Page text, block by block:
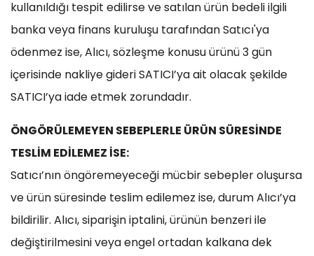
kullanıldığı tespit edilirse ve satılan ürün bedeli ilgili
banka veya finans kuruluşu tarafından Satıcı'ya
ödenmez ise, Alıcı, sözleşme konusu ürünü 3 gün
içerisinde nakliye gideri SATICI’ya ait olacak şekilde
SATICI’ya iade etmek zorundadır.
ÖNGÖRÜLEMEYEN SEBEPLERLE ÜRÜN SÜRESİNDE
TESLİM EDİLEMEZ İSE:
Satıcı’nın öngöremeyeceği mücbir sebepler oluşursa
ve ürün süresinde teslim edilemez ise, durum Alıcı’ya
bildirilir. Alıcı, siparişin iptalini, ürünün benzeri ile
değiştirilmesini veya engel ortadan kalkana dek